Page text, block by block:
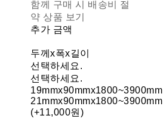
함께 구매 시 배송비 절
약 상품 보기
추가 금액
두께x폭x길이
선택하세요.
선택하세요.
19mmx90mmx1800~3900mm
21mmx90mmx1800~3900mm
(+11,000원)